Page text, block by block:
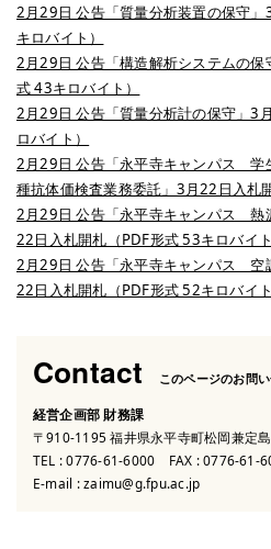
2月29日 公告「質量分析装置の保守
キロバイト）
2月29日 公告「構造解析システムの
式 43キロバイト）
2月29日 公告「質量分析計の保守」3
ロバイト）
2月29日 公告「永平寺キャンパス 学
種抗体価検査業務委託」3月22日入札
2月29日 公告「永平寺キャンパス 熱
22日入札開札（PDF形式 53キロバイト
2月29日 公告「永平寺キャンパス 空
22日入札開札（PDF形式 52キロバイト
Contact このページのお問
経営企画部 財務課
〒910-1195 福井県永平寺町松岡兼定
TEL :0776-61-6000 FAX : 0776-61-
E-mail :zaimu@g.fpu.ac.jp